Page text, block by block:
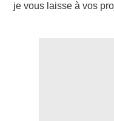
je vous laisse à vos